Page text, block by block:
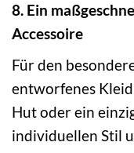
8. Ein
Accessoire
Für den
entworfenes
Hut oder ein
individuellen Stil